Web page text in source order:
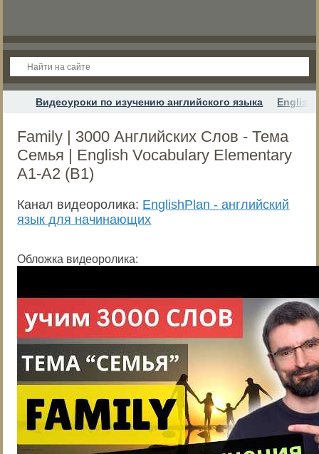
Видеоуроки по изучению английского языка
Family | 3000 Английских Слов - Тема
Семья | English Vocabulary Elementary
A1-A2 (B1)
Канал видеоролика: EnglishPlan - английский
язык для начинающих
Обложка видеоролика: